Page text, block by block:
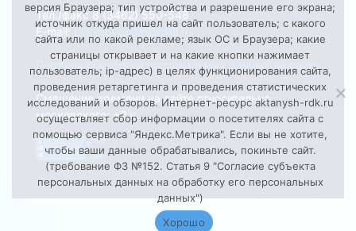
Тел./факс 8 (3462) 550-548
E-mail:Lokosovoadm@mail.ru
Порядок обработки персональных данных на сайте
Смещение времени на сайте относительно
московского: +2 ч.
версия Браузера; тип устройства и разрешение его экрана;
источник откуда пришел на сайт пользователь; с какого
сайта или по какой рекламе; язык ОС и Браузера; какие
страницы открывает и на какие кнопки нажимает
пользователь; ip-адрес) в целях функционирования сайта,
проведения ретаргетинга и проведения статистических
исследований и обзоров. Интернет-ресурс aktanysh-rdk.ru
осуществляет сбор информации о посетителях сайта с
помощью сервиса "Яндекс.Метрика". Если вы не хотите,
чтобы ваши данные обрабатывались, покиньте сайт.
(требование ФЗ №152. Статья 9 "Согласие субъекта
персональных данных на обработку его персональных
данных")
Хорошо